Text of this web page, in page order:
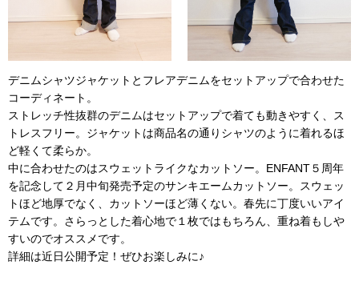
デニムシャツジャケットとフレアデニムをセットアップで合わせた
コーディネート。
ストレッチ性抜群のデニムはセットアップで着ても動きやすく、ス
トレスフリー。ジャケットは商品名の通りシャツのように着れるほ
ど軽くて柔らか。
中に合わせたのはスウェットライクなカットソー。ENFANT５周年
を記念して２月中旬発売予定のサンキエームカットソー。スウェッ
トほど地厚でなく、カットソーほど薄くない。春先に丁度いいアイ
テムです。さらっとした着心地で１枚ではもちろん、重ね着もしや
すいのでオススメです。
詳細は近日公開予定！ぜひお楽しみに♪